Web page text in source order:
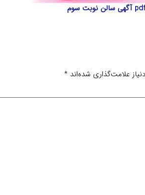
علامت‌گذاری شده‌اند*